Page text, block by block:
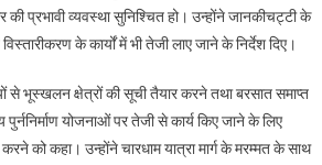
समीक्षा
प्रभावी व्यवस्था सुनिश्चित हो। उन्होंने जानकीचट्टी के
के कार्यों में भी तेजी लाए जाने के निर्देश दिए।
से भूस्खलन क्षेत्रों की सूची तैयार करने तथा बरसात समाप्त
योजनाओं पर तेजी से कार्य किए जाने के लिए
को कहा। उन्होंने चारधाम यात्रा मार्ग के मरम्मत के साथ